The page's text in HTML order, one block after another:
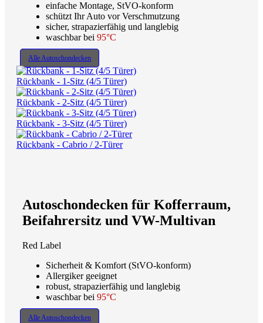
einfache Montage, StVO-konform
schützt Ihr Auto vor Verschmutzung
sicher, strapazierfähig und langlebig
waschbar bei 95°C
Alle Autoschondecken
Rückbank - 1-Sitz (4/5 Türer)
Rückbank - 2-Sitz (4/5 Türer)
Rückbank - 3-Sitz (4/5 Türer)
Rückbank - Cabrio / 2-Türer
Autoschondecken für Kofferraum,
Beifahrersitz und VW-Multivan
Red Label
Sicherheit & Komfort (StVO-konform)
Allergiker geeignet
robust, strapazierfähig und langlebig
waschbar bei 95°C
Alle Autoschondecken